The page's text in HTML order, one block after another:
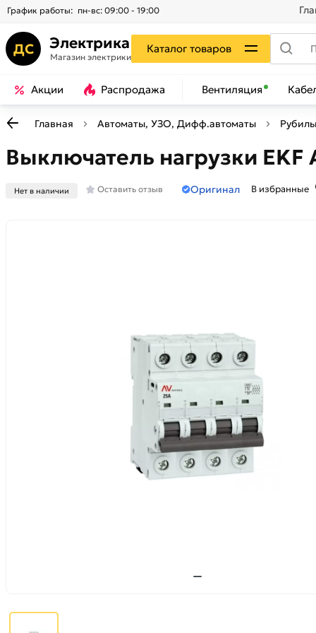
График работы: пн-вс: 09:00 - 19:00
ДС Электрика
Магазин электрики
Каталог товаров
Акции Распродажа Вентиляция
Главная Автоматы, УЗО, Дифф.автоматы
Выключатель нагрузки EKF
Нет в наличии Оставить отзыв Оригинал В избранные